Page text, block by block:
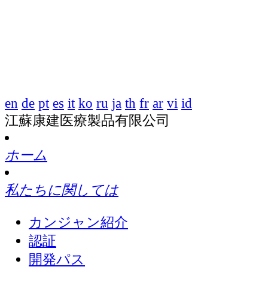
en de pt es it ko ru ja th fr ar vi id
江蘇康建医療製品有限公司
ホーム
私たちに関しては
カンジャン紹介
認証
開発パス